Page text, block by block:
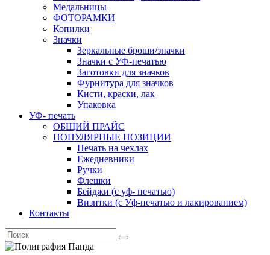
Медальницы
ФОТОРАМКИ
Копилки
Значки
Зеркальные броши/значки
Значки с УФ-печатью
Заготовки для значков
Фурнитура для значков
Кисти, краски, лак
Упаковка
УФ- печать
ОБЩИЙ ПРАЙС
ПОПУЛЯРНЫЕ ПОЗИЦИИ
Печать на чехлах
Ежедневники
Ручки
Флешки
Бейджи (с уф- печатью)
Визитки (с Уф-печатью и лакированием)
Контакты